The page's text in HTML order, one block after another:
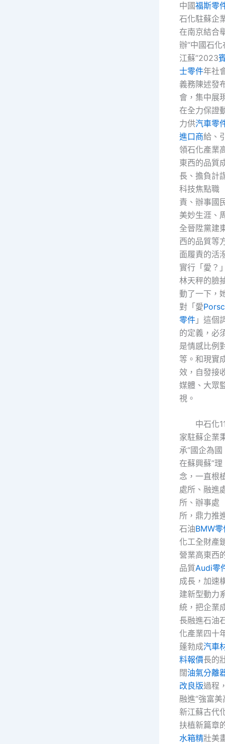
中國福斯零
石化駐蘇企
在南京結合
辦“中國石化
江蘇”2023
士零件年社
義務陳述發
會，集中展
在全力保證
力供汽車零
進口商給、
領石化產業
東西的品質
長、擔負計
科技焦點職
責、辦事國
美妙生涯、
全晉陞黨建
西的品質等
面履責的活
實行「愛？」
林天秤的臉
動了一下，
對「愛
零件 」這個
的定義，必
是情感比例
等。和現實
效，自發接
媒體、大眾
視。
中石化
家駐蘇企業
承“國企為國
在蘇興蘇”理
念，一直根
處所、融進
所、辦事處
所，鼎力推
石油BMW零
化工全財產
營業高東西
品質Audi零
成長，加速
建新型動力
統，把企業
長融進石油
化產業四十
蓬勃成汽車
料報價長的
闊油氣分離
改良版過程，
融進“強富美
新江蘇古代
扶植新篇章
水箱精壯美